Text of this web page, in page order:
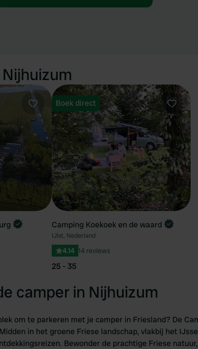
Favoriet Favoriet
Boek direct
Camping Koekoek en de waard
IJlst, Nederland
4.14 14 reviews
25 - 35
camper in Nijhuizum
om te parkeren met je camper in Friesland? De
in het groene Friese landschap, vlakbij het
Bewonder de prachtige Friese